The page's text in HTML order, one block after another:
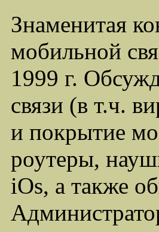
Знаменитая
мобильной
1999 г.
связи (в т.ч.
и покрытие
роутеры,
iOs, а также